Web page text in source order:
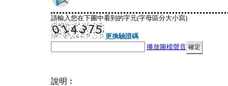
請輸入您在下圖中看到的字元(字母區分大小寫)
更換驗證碼
播放圖檔聲音
說明︰